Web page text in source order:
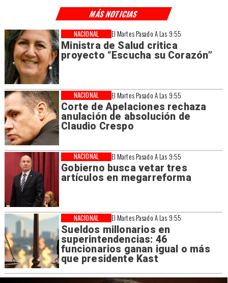
MÁS NOTICIAS
El Martes Pasado A Las 9:55
Ministra de Salud critica
proyecto “Escucha su Corazón”
NACIONAL
El Martes Pasado A Las 9:55
Corte de Apelaciones rechaza
anulación de absolución de
Claudio Crespo
NACIONAL
El Martes Pasado A Las 9:55
Gobierno busca vetar tres
artículos en megarreforma
NACIONAL
El Martes Pasado A Las 9:55
Sueldos millonarios en
superintendencias: 46
funcionarios ganan igual o más
que presidente Kast
NACIONAL